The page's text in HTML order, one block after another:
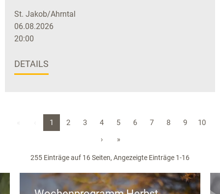
St. Jakob/Ahrntal
06.08.2026
20:00
DETAILS
1 2 3 4 5 6 7 8 9
10
›
»
255 Einträge auf 16 Seiten, Angezeigte Einträge 1-16